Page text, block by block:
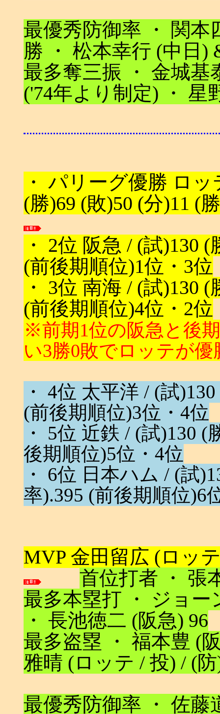
最優秀防御率 ・ 関本
勝 ・ 松本幸行 (中日)
最多奪三振 ・ 金城基
('74年より制定) ・ 星
・ パリーグ優勝 ロ
(勝)69 (敗)50 (分)11 (
・ 2位 阪急 / (試)130
(前後期順位)1位・3位
・ 3位 南海 / (試)130
(前後期順位)4位・2位
※前期1位の阪急と後
い3勝0敗でロッテが優
・ 4位 太平洋 / (試
(前後期順位)3位・4位
・ 5位 近鉄 / (試)130
後期順位)5位・4位
・ 6位 日本ハム / (試
率).395 (前後期順位)6
MVP 金田留広 (ロッ
首位打者 ・ 張
最多本塁打 ・ ジョー
・ 長池徳二 (阪急) 96
最多盗塁 ・ 福本豊 (
雅晴 (ロッテ / 投) / (防
最優秀防御率 ・ 佐藤